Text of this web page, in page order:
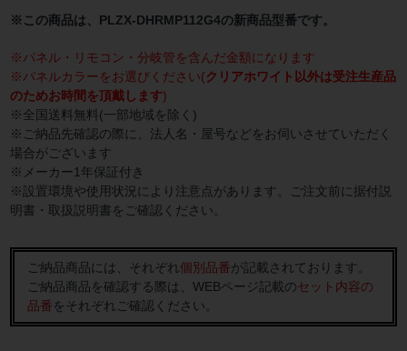
※この商品は、PLZX-DHRMP112G4の新商品型番です。
※パネル・リモコン・分岐管を含んだ金額になります
※パネルカラーをお選びください(クリアホワイト以外は受注生産品
のためお時間を頂戴します)
※全国送料無料(一部地域を除く)
※ご納品先確認の際に、法人名・屋号などをお伺いさせていただく
場合がございます
※メーカー1年保証付き
※設置環境や使用状況により注意点があります。ご注文前に据付説
明書・取扱説明書をご確認ください。
ご納品商品には、それぞれ個別品番が記載されております。
ご納品商品を確認する際は、WEBページ記載のセット内容の
品番をそれぞれご確認ください。